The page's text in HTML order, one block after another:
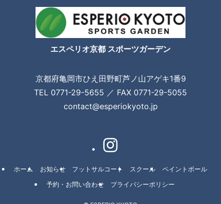
エスペリオ京都 スポーツガーデン
京都府亀岡市ひえ田野町芦ノ山アゲキ1番9
TEL 0771-29-5655 ／ FAX 0771-29-5055
contact@esperiokyoto.jp
ホーム お知らせ フットサルコート スクール
ペイントボール
予約・お問い合わせ
プライバシーポリシー